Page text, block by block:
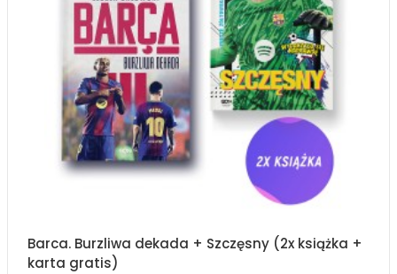
Barca. Burzliwa dekada + Szczęsny (2x książka +
karta gratis)